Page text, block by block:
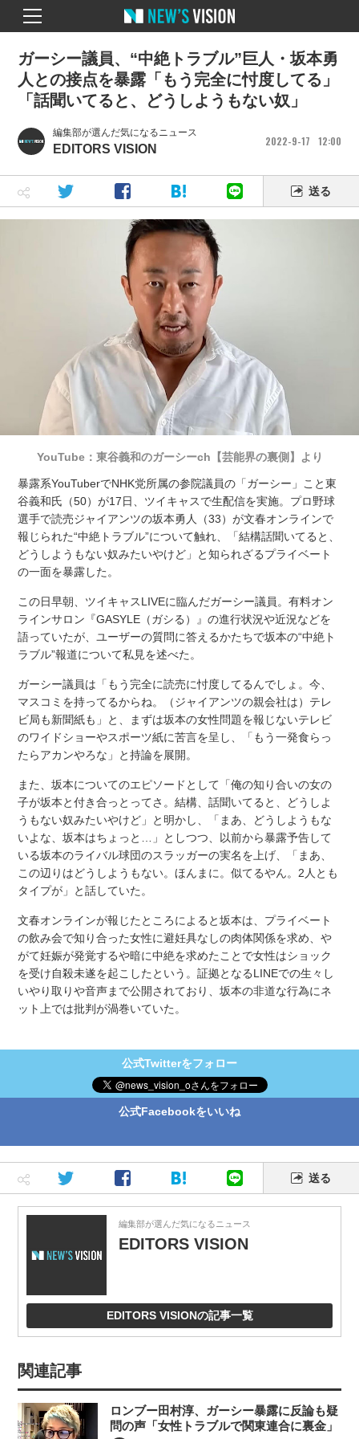
編集部が選んだ気になるニュース
EDITORS VISION
2022 9 17 12 00
ガーシー議員、“中絶トラブル”巨人・坂本勇
人との接点を暴露「もう完全に忖度してる」
「話聞いてると、どうしようもない奴」
送る
YouTube：東谷義和のガーシーch【芸能界の裏側】より
暴露系YouTuberでNHK党所属の参院議員の「ガーシー」こと東
谷義和氏（50）が17日、ツイキャスで生配信を実施。プロ野球
選手で読売ジャイアンツの坂本勇人（33）が文春オンラインで
報じられた“中絶トラブル”について触れ、「結構話聞いてると、
どうしようもない奴みたいやけど」と知られざるプライベート
の一面を暴露した。
この日早朝、ツイキャスLIVEに臨んだガーシー議員。有料オン
ラインサロン『GASYLE（ガシる）』の進行状況や近況などを
語っていたが、ユーザーの質問に答えるかたちで坂本の“中絶ト
ラブル”報道について私見を述べた。
ガーシー議員は「もう完全に読売に忖度してるんでしょ。今、
マスコミを持ってるからね。（ジャイアンツの親会社は）テレ
ビ局も新聞紙も」と、まずは坂本の女性問題を報じないテレビ
のワイドショーやスポーツ紙に苦言を呈し、「もう一発食らっ
たらアカンやろな」と持論を展開。
また、坂本についてのエピソードとして「俺の知り合いの女の
子が坂本と付き合っとってさ。結構、話聞いてると、どうしよ
うもない奴みたいやけど」と明かし、「まあ、どうしようもな
いよな、坂本はちょっと…」としつつ、以前から暴露予告して
いる坂本のライバル球団のスラッガーの実名を上げ、「まあ、
この辺りはどうしようもない。ほんまに。似てるやん。2人とも
タイプが」と話していた。
文春オンラインが報じたところによると坂本は、プライベート
の飲み会で知り合った女性に避妊具なしの肉体関係を求め、や
がて妊娠が発覚するや暗に中絶を求めたことで女性はショック
を受け自殺未遂を起こしたという。証拠となるLINEでの生々し
いやり取りや音声まで公開されており、坂本の非道な行為にネ
ット上では批判が渦巻いていた。
公式Twitterをフォロー
公式Facebookをいいね
送る
編集部が選んだ気になるニュース
EDITORS VISION
EDITORS VISIONの記事一覧
関連記事
ロンブー田村淳、ガーシー暴露に反論も疑
問の声「女性トラブルで関東連合に裏金」